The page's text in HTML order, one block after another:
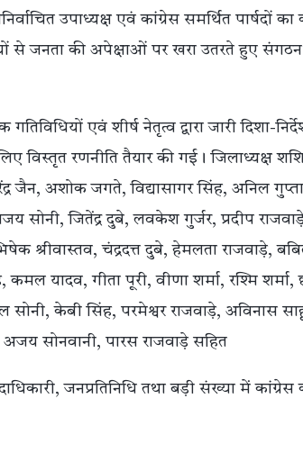
उपाध्यक्ष एवं कांग्रेस समर्थित पार्षदों का
से जनता की अपेक्षाओं पर खरा उतरते हुए
एवं शीर्ष नेतृत्व द्वारा जारी दिशा-
रणनीति तैयार की गई। जिलाध्यक्ष
जैन, अशोक जगते, विद्यासागर सिंह, अनिल
सोनी, जितेंद्र दुबे, लवकेश गुर्जर, प्रदीप
श्रीवास्तव, चंद्रदत्त दुबे, हेमलता राजवाड़े,
यादव, गीता पूरी, वीणा शर्मा, रश्मि शर्मा,
सोनी, केबी सिंह, परमेश्वर राजवाड़े,
अजय सोनवानी, पारस राजवाड़े सहित
जनप्रतिनिधि तथा बड़ी संख्या में कांग्रेस